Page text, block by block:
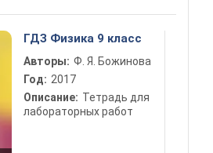
ГДЗ Физика 9 класс
Авторы: Ф. Я. Божинова
Год: 2017
Описание: Тетрадь для
лабораторных работ